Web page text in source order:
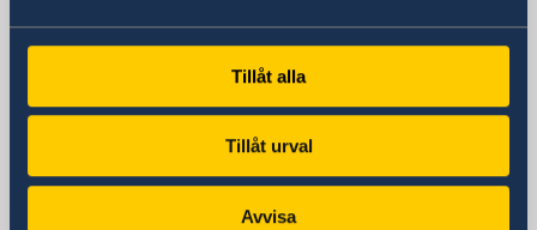
Tillåt alla
Tillåt urval
Avvisa
Lideta Sub-City
Embassy of Sweden